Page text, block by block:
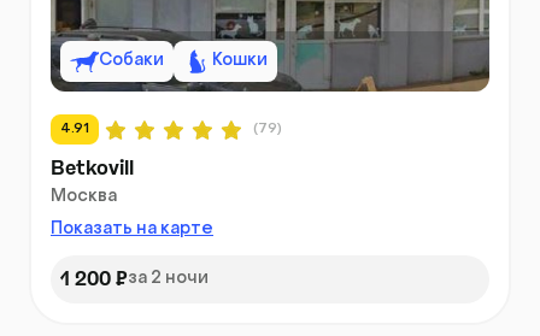
Собаки Кошки
4.91 (79)
Betkovill
Москва
Показать на карте
1 200 ₽за 2 ночи